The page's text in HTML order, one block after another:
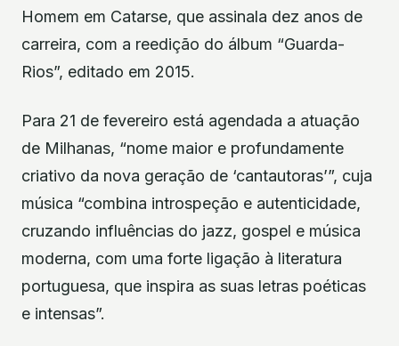
Homem em Catarse, que assinala dez anos de
carreira, com a reedição do álbum “Guarda-
Rios”, editado em 2015.
Para 21 de fevereiro está agendada a atuação
de Milhanas, “nome maior e profundamente
criativo da nova geração de ‘cantautoras’”, cuja
música “combina introspeção e autenticidade,
cruzando influências do jazz, gospel e música
moderna, com uma forte ligação à literatura
portuguesa, que inspira as suas letras poéticas
e intensas”.